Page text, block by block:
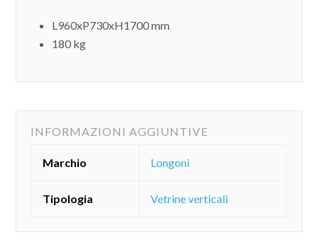
L960xP730xH1700 mm
180 kg
INFORMAZIONI AGGIUNTIVE
Marchio Longoni
Tipologia Vetrine verticali